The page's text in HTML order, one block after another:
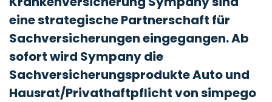
eine strategische Partnerschaft für
Sachversicherungen eingegangen. Ab
sofort wird Sympany die
Sachversicherungsprodukte Auto und
Hausrat/Privathaftpflicht von simpego